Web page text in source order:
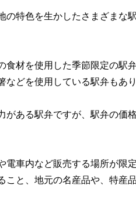
の特色を生かしたさまざまな
食材を使用した季節限定の駅
などを使用している駅弁もあ
がある駅弁ですが、駅弁の価
電車内など販売する場所が
こと、地元の名産品や、特産